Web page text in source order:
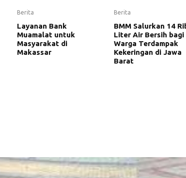
Berita
Layanan Bank
Muamalat untuk
Masyarakat di
Makassar
Berita
BMM Salurkan 14
Liter Air Bersih bagi
Warga Terdampak
Kekeringan di Jawa
Barat